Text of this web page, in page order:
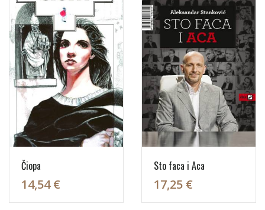
Čiopa
14,54 €
Sto faca i Aca
17,25 €